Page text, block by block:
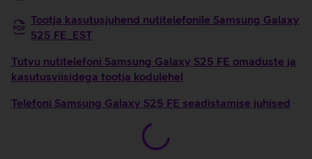
Tootja kasutusjuhend nutitelefonile Samsung Galaxy
S25 FE_EST
Tutvu nutitelefoni Samsung Galaxy S25 FE omaduste ja
kasutusviisidega tootja kodulehel
Telefoni Samsung Galaxy S25 FE seadistamise juhised